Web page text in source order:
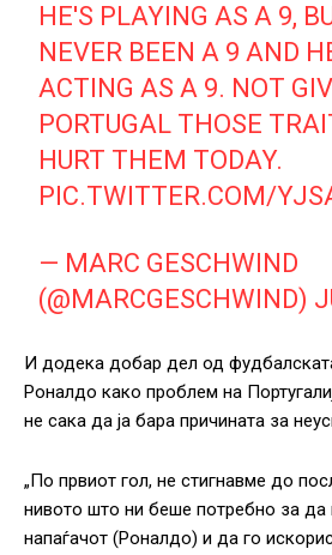
HE'S PLAYING AS A 9,
NEVER BEEN A 9 AND
ACTING AS A 9. NOT
PORTUGAL THOSE
HURT THEM TODAY.
PIC.TWITTER.COM/
— MARC GESCHWIND
(@MARCGESCHWIND)
И додека добар дел од
Роналдо како проблем на
не сака да ја бара причината за
„По првиот гол, не стигнавме до
нивото што ни беше потребно за
напаѓачот (Роналдо) и да го